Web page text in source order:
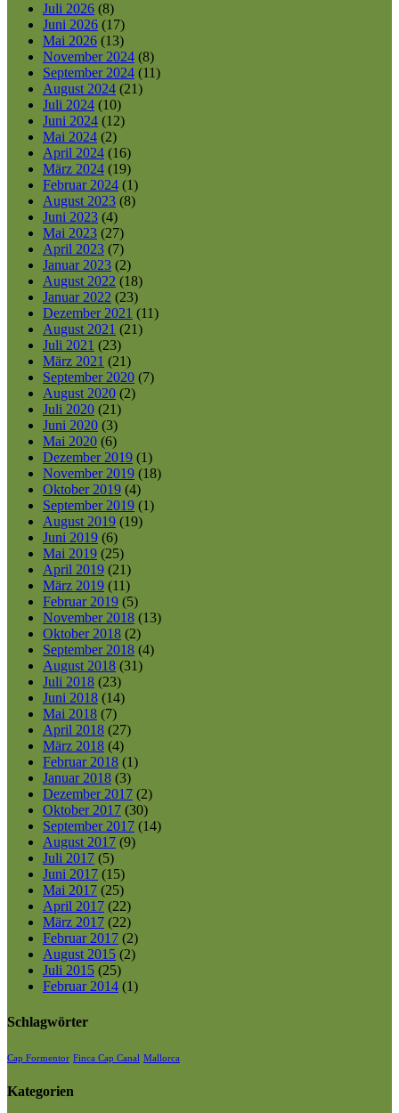
Juli 2026 (8)
Juni 2026 (17)
Mai 2026 (13)
November 2024 (8)
September 2024 (11)
August 2024 (21)
Juli 2024 (10)
Juni 2024 (12)
Mai 2024 (2)
April 2024 (16)
März 2024 (19)
Februar 2024 (1)
August 2023 (8)
Juni 2023 (4)
Mai 2023 (27)
April 2023 (7)
Januar 2023 (2)
August 2022 (18)
Januar 2022 (23)
Dezember 2021 (11)
August 2021 (21)
Juli 2021 (23)
März 2021 (21)
September 2020 (7)
August 2020 (2)
Juli 2020 (21)
Juni 2020 (3)
Mai 2020 (6)
Dezember 2019 (1)
November 2019 (18)
Oktober 2019 (4)
September 2019 (1)
August 2019 (19)
Juni 2019 (6)
Mai 2019 (25)
April 2019 (21)
März 2019 (11)
Februar 2019 (5)
November 2018 (13)
Oktober 2018 (2)
September 2018 (4)
August 2018 (31)
Juli 2018 (23)
Juni 2018 (14)
Mai 2018 (7)
April 2018 (27)
März 2018 (4)
Februar 2018 (1)
Januar 2018 (3)
Dezember 2017 (2)
Oktober 2017 (30)
September 2017 (14)
August 2017 (9)
Juli 2017 (5)
Juni 2017 (15)
Mai 2017 (25)
April 2017 (22)
März 2017 (22)
Februar 2017 (2)
August 2015 (2)
Juli 2015 (25)
Februar 2014 (1)
Schlagwörter
Cap Formentor Finca Cap Canal Mallorca
Kategorien